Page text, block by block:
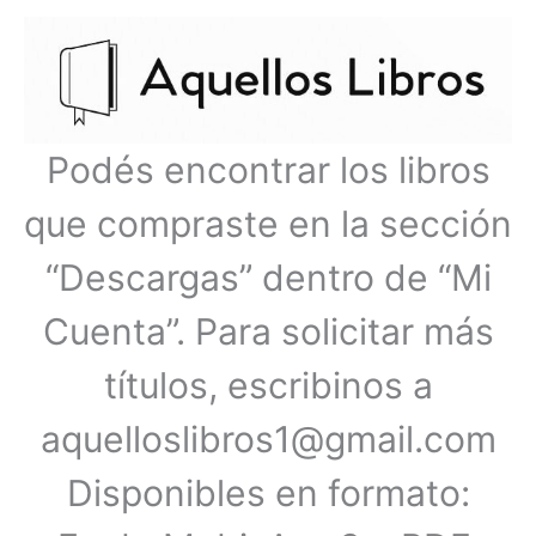
Podés encontrar los libros
que compraste en la sección
“Descargas” dentro de “Mi
Cuenta”. Para solicitar más
títulos, escribinos a
aquelloslibros1@gmail.com
Disponibles en formato:
principal